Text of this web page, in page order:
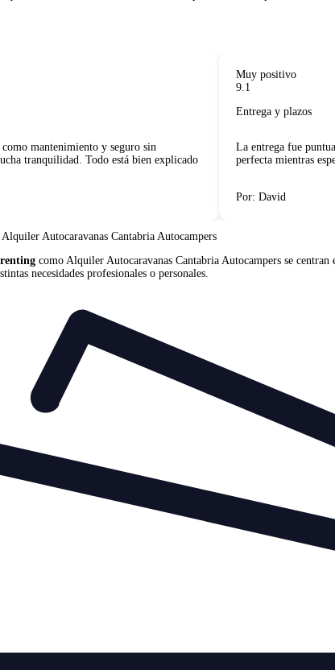
mantenimiento y seguro sin
tranquilidad. Todo está bien explicado
Muy positivo
9.1
Entrega y plazos
La entrega fue
perfecta mientras
Por: David
Alquiler Autocaravanas Cantabria Autocampers
como Alquiler Autocaravanas Cantabria Autocampers se
necesidades profesionales o personales.